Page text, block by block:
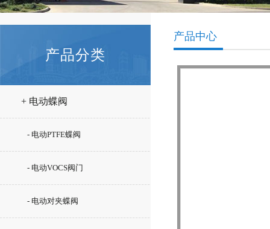
产品分类
+ 电动蝶阀
- 电动PTFE蝶阀
- 电动VOCS阀门
- 电动对夹蝶阀
产品中心